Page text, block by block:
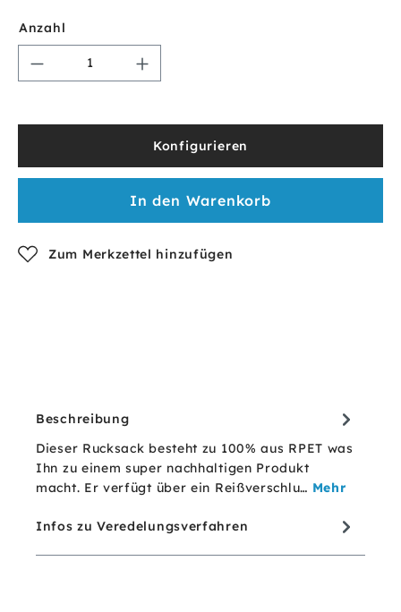
Anzahl
Konfigurieren
In den Warenkorb
Zum Merkzettel hinzufügen
Beschreibung
Dieser Rucksack besteht zu 100% aus RPET was
Ihn zu einem super nachhaltigen Produkt
macht. Er verfügt über ein Reißverschlu… Mehr
Infos zu Veredelungsverfahren